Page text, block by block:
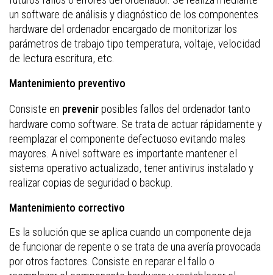
un software de análisis y diagnóstico de los componentes
hardware del ordenador encargado de monitorizar los
parámetros de trabajo tipo temperatura, voltaje, velocidad
de lectura escritura, etc.
Mantenimiento preventivo
Consiste en prevenirposibles fallos del ordenador tanto
hardware como software. Se trata de actuar rápidamente y
reemplazar el componente defectuoso evitando males
mayores. A nivel software es importante mantener el
sistema operativo actualizado, tener antivirus instalado y
realizar copias de seguridad o backup.
Mantenimiento correctivo
Es la solución que se aplica cuando un componente deja
de funcionar de repente o se trata de una avería provocada
por otros factores. Consiste en reparar el fallo o